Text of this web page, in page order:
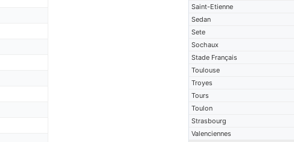
Saint-Etienne
Sedan
Sete
Sochaux
Stade Français
Toulouse
Troyes
Tours
Toulon
Strasbourg
Valenciennes